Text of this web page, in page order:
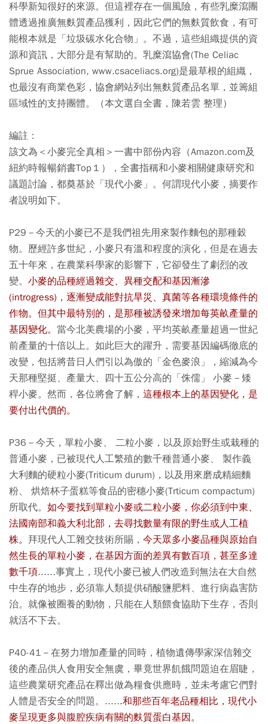
科學新知很好的來源。但這裡存在一個風險，有些乳糜瀉團
體透過推廣無麩質產品獲利，因此它們的無麩質飲食，有可
能根本就是「垃圾碳水化合物」。不過，這些組織提供的資
源和資訊，大部分是有幫助的。乳糜瀉協會(The Celiac
Sprue Association, www.csaceliacs.org)是最草根的組織，
也最沒有商業色彩，協會網站列出無麩質產品名單，並籌組
區域性的支持團體。（本文選自全書，陳若雲 整理）
編註：
該文為＜小麥完全真相＞一書中部份內容（Amazon.com及
紐約時報暢銷書Top１），全書指稱和小麥相關健康研究和
議題討論，都奠基於「現代小麥」。何謂現代小麥，摘要作
者說明如下。
P29－今天的小麥已不是我們祖先用來製作麵包的那種穀
物。歷經許多世紀，小麥只有溫和程度的演化，但是在過去
五十年來，在農業科學家的影響下，它卻發生了劇烈的改
變。 小麥的品種經過雜交、異種交配和基因漸滲
(introgress)，逐漸變成能對抗旱災、真菌等各種環境條件的
作物。 但其中最特別的，是那種被誘發來增加每英畝產量的
基因變化。 當今北美農場的小麥，平均英畝產量超過一世紀
前產量的十倍以上。如此巨大的躍升，需要基因編碼徹底的
改變，包括將昔日人們引以為傲的「金色麥浪」，縮減為今
天那種堅挺、產量大、四十五公分高的「侏儒」 小麥－矮
稈小麥。然而，各位將會了解， 這種根本上的基因變化，是
要付出代價的。
P36－今天，單粒小麥、 二粒小麥，以及原始野生或栽種的
普通小麥，已被現代人工繁殖的數千種普通小麥、 製作義
大利麵的硬粒小麥(Triticum durum)，以及用來磨成精細麵
粉、 烘焙杯子蛋糕等食品的密穗小麥(Trticum compactum)
所取代。 如今要找到單粒小麥或二粒小麥，你必須到中東、
法國南部和義大利北部，去尋找數量有限的野生或人工植
株。 拜現代人工雜交技術所賜， 今天眾多小麥品種與原始自
然生長的單粒小麥，在基因方面的差異有數百項，甚至多達
數千項......事實上，現代小麥已被人們改造到無法在大自然
中生存的地步，必須靠人類提供硝酸鹽肥料、進行病蟲害防
治。就像被圈養的動物，只能在人類餵食協助下生存，否則
就活不下去。
P40-41－在努力增加產量的同時，植物遺傳學家深信雜交
後的產品供人食用安全無虞，畢竟世界飢餓問題迫在眉睫，
這些農業研究產品在釋出做為糧食供應時，並未考慮它們對
人體是否安全的問題。......和那些百年老品種相比，現代小
麥呈現更多與腹腔疾病有關的麩質蛋白基因。